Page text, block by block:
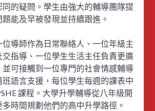
的疑問。學生由強大的輔導團隊提
能及早被發現並持續跟進。
導師作為日常聯絡人、一位年級主
指導、一位學生生活主任負責更廣
並可接觸到一位專門的社會情感輔導
班語言支援，每位學生每週的課表中
課程。大學升學輔導從八年級開
時間規劃他們的高中升學路徑。